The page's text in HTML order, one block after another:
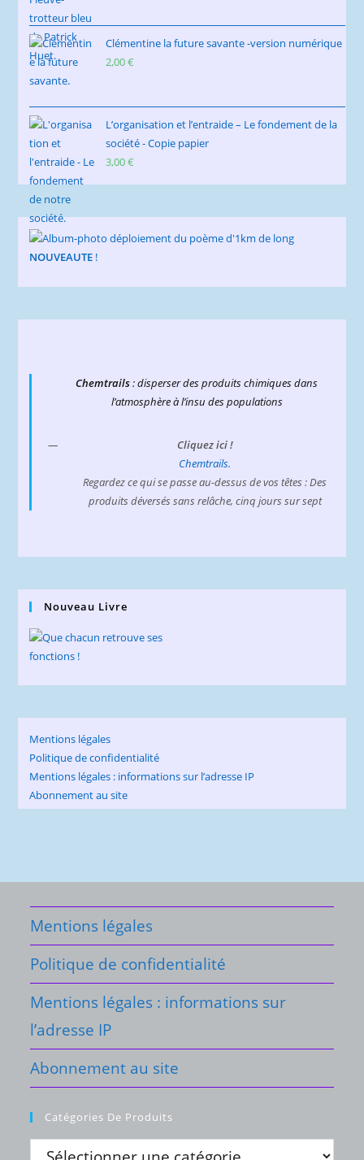
Clémentine la future savante -version numérique
2,00€
L’organisation et l’entraide – Le fondement de la
société - Copie papier
3,00€
NOUVEAUTE !
Chemtrails: disperser des produits chimiques dans
l’atmosphère à l’insu des populations
Cliquez ici !
Chemtrails.
Regardez ce qui se passe au-dessus de vos têtes : Des
produits déversés sans relâche, cinq jours sur sept
Nouveau Livre
Mentions légales
Politique de confidentialité
Mentions légales : informations sur l’adresse IP
Abonnement au site
Mentions légales
Politique de confidentialité
Mentions légales : informations sur
l’adresse IP
Abonnement au site
Catégories De Produits